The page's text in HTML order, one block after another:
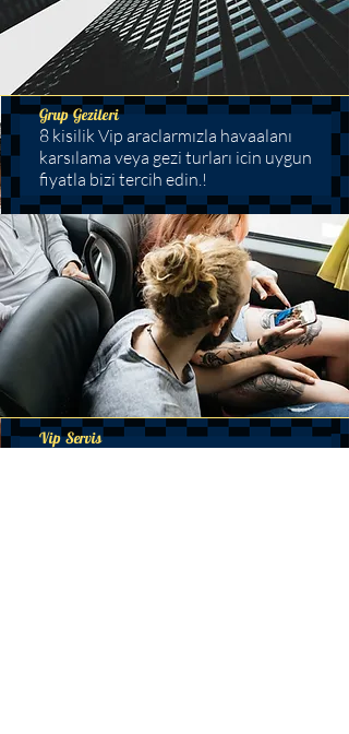
Grup Gezileri
8 kisilik Vip araclarmızla havaalanı
karsılama veya gezi turları icin uygun
fiyatla bizi tercih edin.!
Vip Servis